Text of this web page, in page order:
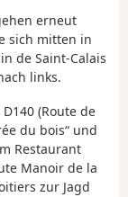
erneut
sich mitten in
de Saint-Calais
links.
(Route de
du bois“ und
Restaurant
Manoir de la
zur Jagd